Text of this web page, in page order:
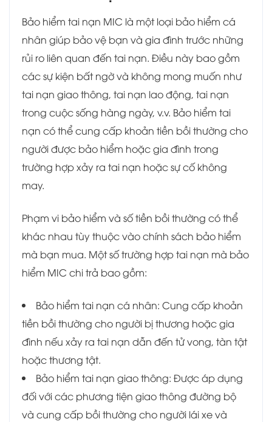
Bảo hiểm tai nạn MIC là một loại bảo hiểm cá
nhân giúp bảo vệ bạn và gia đình trước những
rủi ro liên quan đến tai nạn. Điều này bao gồm
các sự kiện bất ngờ và không mong muốn như
tai nạn giao thông, tai nạn lao động, tai nạn
trong cuộc sống hàng ngày, v.v. Bảo hiểm tai
nạn có thể cung cấp khoản tiền bồi thường cho
người được bảo hiểm hoặc gia đình trong
trường hợp xảy ra tai nạn hoặc sự cố không
may.
Phạm vi bảo hiểm và số tiền bồi thường có thể
khác nhau tùy thuộc vào chính sách bảo hiểm
mà bạn mua. Một số trường hợp tai nạn mà bảo
hiểm MIC chi trả bao gồm:
Bảo hiểm tai nạn cá nhân: Cung cấp khoản
tiền bồi thường cho người bị thương hoặc gia
đình nếu xảy ra tai nạn dẫn đến tử vong, tàn tật
hoặc thương tật.
Bảo hiểm tai nạn giao thông: Được áp dụng
đối với các phương tiện giao thông đường bộ
và cung cấp bồi thường cho người lái xe và